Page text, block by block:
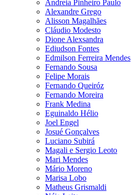
Andreia Pinheiro Paulo
Alexandre Grego
Alisson Magalhães
Cláudio Modesto
Dione Alexsandra
Ediudson Fontes
Edmilson Ferreira Mendes
Fernando Sousa
Felipe Morais
Fernando Queiróz
Fernando Moreira
Frank Medina
Eguinaldo Hélio
Joel Engel
Josué Gonçalves
Luciano Subirá
Magali e Sergio Leoto
Mari Mendes
Mário Moreno
Marisa Lobo
Matheus Grismaldi